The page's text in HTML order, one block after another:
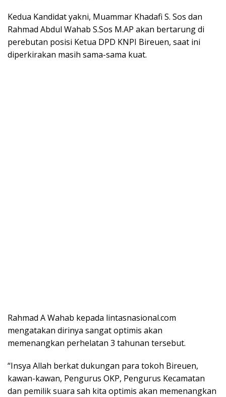
Kedua Kandidat yakni, Muammar Khadafi S. Sos dan
Rahmad Abdul Wahab S.Sos M.AP akan bertarung di
perebutan posisi Ketua DPD KNPI Bireuen, saat ini
diperkirakan masih sama-sama kuat.
Rahmad A Wahab kepada lintasnasional.com
mengatakan dirinya sangat optimis akan
memenangkan perhelatan 3 tahunan tersebut.
“Insya Allah berkat dukungan para tokoh Bireuen,
kawan-kawan, Pengurus OKP, Pengurus Kecamatan
dan pemilik suara sah kita optimis akan memenangkan